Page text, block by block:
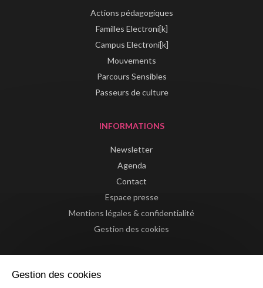
Actions pédagogiques
Familles Electroni[k]
Campus Electroni[k]
Mouvements
Parcours Sensibles
Passeurs de culture
INFORMATIONS
Newsletter
Agenda
Contact
Espace presse
Mentions légales & confidentialité
Gestion des cookies
Gestion des cookies